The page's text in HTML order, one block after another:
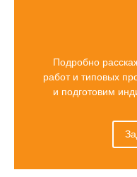
Подробно
работ и типовых
и подготовим